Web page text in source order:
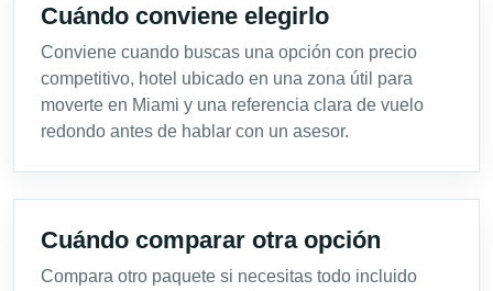
Cuándo conviene elegirlo
Conviene cuando buscas una opción con precio
competitivo, hotel ubicado en una zona útil para
moverte en Miami y una referencia clara de vuelo
redondo antes de hablar con un asesor.
Cuándo comparar otra opción
Compara otro paquete si necesitas todo incluido